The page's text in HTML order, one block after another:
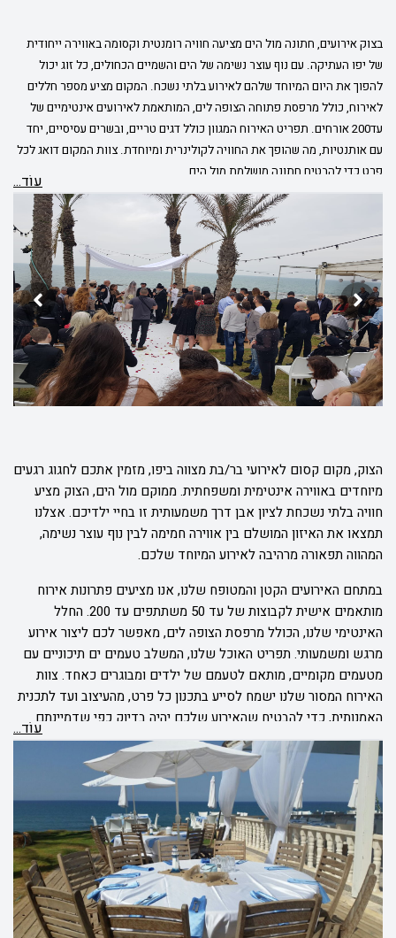
בצוק אירועים, חתונה מול הים מציעה חוויה רומנטית וקסומה באווירה ייחודית
של יפו העתיקה. עם נוף עוצר נשימה של הים והשמיים הכחולים, כל זוג יכול
להפוך את היום המיוחד שלהם לאירוע בלתי נשכח. המקום מציע מספר חללים
לאירוח, כולל מרפסת פתוחה הצופה לים, המותאמת לאירועים אינטימיים של
עד200 אורחים. תפריט האירוח המגוון כולל דגים טריים, ובשרים עסיסיים, יחד
עם אותנטיות, מה שהופך את החוויה לקולינרית ומיוחדת. צוות המקום דואג לכל
פרט כדי להבטיח חתונה מושלמת מול הים.
עוֹד...
הצוק, מקום קסום לאירועי בר/בת מצווה ביפו, מזמין אתכם לחגוג רגעים
מיוחדים באווירה אינטימית ומשפחתית. ממוקם מול הים, הצוק מציע
חוויה בלתי נשכחת לציון אבן דרך משמעותית זו בחיי ילדיכם. אצלנו
תמצאו את האיזון המושלם בין אווירה חמימה לבין נוף עוצר נשימה,
המהווה תפאורה מרהיבה לאירוע המיוחד שלכם.
במתחם האירועים הקטן והמטופח שלנו, אנו מציעים פתרונות אירוח
מותאמים אישית לקבוצות של עד 50 משתתפים עד 200. החלל
האינטימי שלנו, הכולל מרפסת הצופה לים, מאפשר לכם ליצור אירוע
מרגש ומשמעותי. תפריט האוכל שלנו, המשלב טעמים ים תיכוניים עם
מטעמים מקומיים, מותאם לטעמם של ילדים ומבוגרים כאחד. צוות
האירוח המסור שלנו ישמח לסייע בתכנון כל פרט, מהעיצוב ועד לתכנית
האמנותית, כדי להבטיח שהאירוע שלכם יהיה בדיוק כפי שדמיינתם.
בהצוק, כל בר/בת מצווה הופך לחגיגה אינטימית ובלתי נשכחת מול הים
ביפו.
עוֹד...